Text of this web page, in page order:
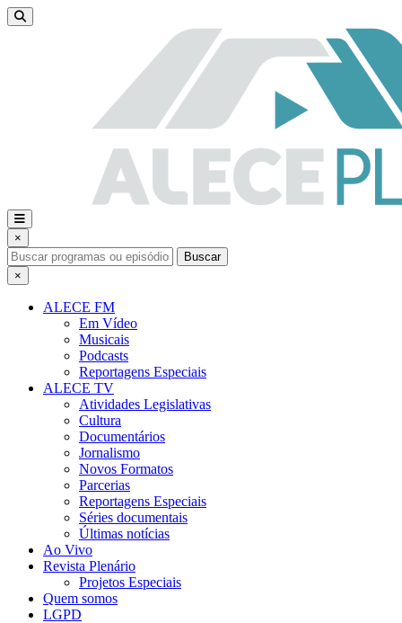
×
Buscar
×
ALECE FM
Em Vídeo
Musicais
Podcasts
Reportagens Especiais
ALECE TV
Atividades Legislativas
Cultura
Documentários
Jornalismo
Novos Formatos
Parcerias
Reportagens Especiais
Séries documentais
Últimas notícias
Ao Vivo
Revista Plenário
Projetos Especiais
Quem somos
LGPD